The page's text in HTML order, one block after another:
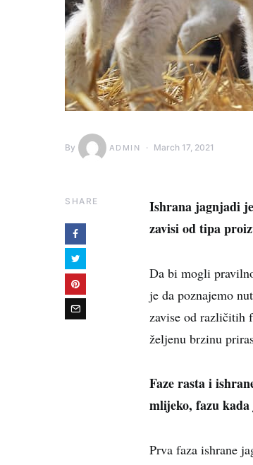
By ADMIN March 17, 2021
SHARE
Ishrana jagnjadi
zavisi od tipa
Da bi mogli
je da poznajemo
zavise od različitih
željenu brzinu
Faze rasta i
mlijeko, fazu
Prva faza ishrane